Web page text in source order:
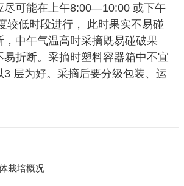
尽可能在上午8:00—10:00 或下午
较低时段进行， 此时果实不易碰
，中午气温高时采摘既易碰破果
易折断。采摘时塑料容器箱中不宜
3 层为好。采摘后要分级包装、运
栽培概况